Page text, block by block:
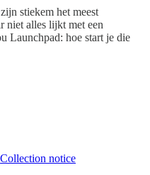
stiekem het meest
niet alles lijkt met een
Launchpad: hoe start je die
Collection notice